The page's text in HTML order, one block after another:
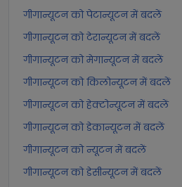
गीगान्यूटन को पेटान्यूटन में बदलें
गीगान्यूटन को टेरान्यूटन में बदलें
गीगान्यूटन को मेगान्यूटन में बदलें
गीगान्यूटन को किलोन्यूटन में बदलें
गीगान्यूटन को हेक्टोन्यूटन में बदलें
गीगान्यूटन को डेकान्यूटन में बदलें
गीगान्यूटन को न्यूटन में बदलें
गीगान्यूटन को डेसीन्यूटन में बदलें